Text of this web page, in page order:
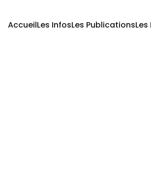
AccueilLes InfosLes Publications